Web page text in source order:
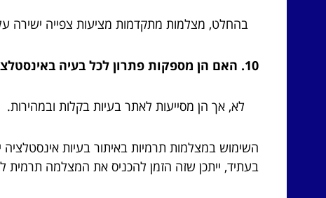
בהחלט, מצלמות מתקדמות מציעות צפייה ישירה
10. האם הן מספקות פתרון לכל בעיה באינסטלציה?
לא, אך הן מסייעות לאתר בעיות בקלות ובמהירות.
השימוש במצלמות תרמיות באיתור בעיות אינסטלציה
בעתיד, ייתכן שזה הזמן להכניס את המצלמה